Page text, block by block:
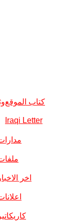
اخر الاخبار
كاريكاتير
كتاب الموقع
Iraqi Letter